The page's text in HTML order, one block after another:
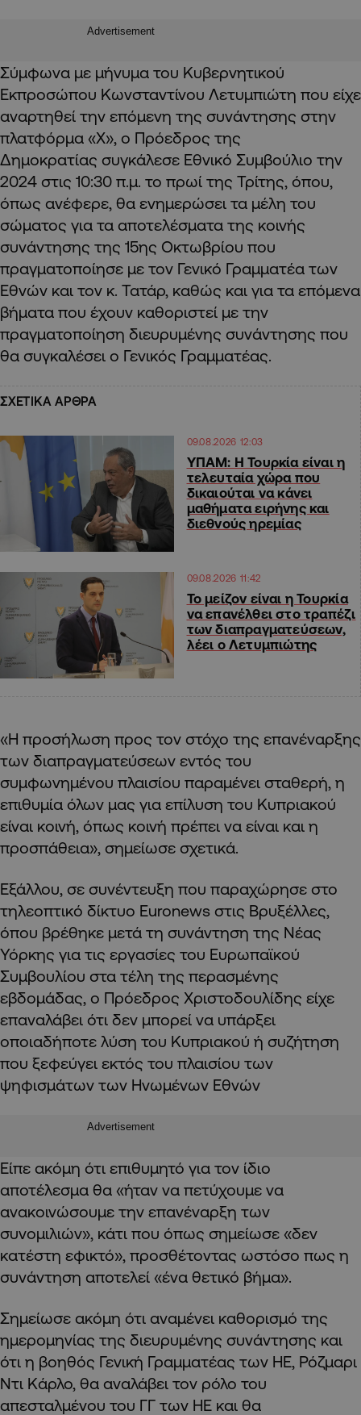
Advertisement
Σύμφωνα με μήνυμα του Κυβερνητικού
Εκπροσώπου Κωνσταντίνου Λετυμπιώτη που είχε
αναρτηθεί την επόμενη της συνάντησης στην
πλατφόρμα «Χ», ο Πρόεδρος της
Δημοκρατίας συγκάλεσε Εθνικό Συμβούλιο την
2024 στις 10:30 π.μ. το πρωί της Τρίτης, όπου,
όπως ανέφερε, θα ενημερώσει τα μέλη του
σώματος για τα αποτελέσματα της κοινής
συνάντησης της 15ης Οκτωβρίου που
πραγματοποίησε με τον Γενικό Γραμματέα των
Εθνών και τον κ. Τατάρ, καθώς και για τα επόμενα
βήματα που έχουν καθοριστεί με την
πραγματοποίηση διευρυμένης συνάντησης που
θα συγκαλέσει ο Γενικός Γραμματέας.
ΣΧΕΤΙΚΑ ΑΡΘΡΑ
09.08.2026 12:03
ΥΠΑΜ: Η Τουρκία είναι η
τελευταία χώρα που
δικαιούται να κάνει
μαθήματα ειρήνης και
διεθνούς ηρεμίας
09.08.2026 11:42
Το μείζον είναι η Τουρκία
να επανέλθει στο τραπέζι
των διαπραγματεύσεων,
λέει ο Λετυμπιώτης
«Η προσήλωση προς τον στόχο της επανέναρξης
των διαπραγματεύσεων εντός του
συμφωνημένου πλαισίου παραμένει σταθερή, η
επιθυμία όλων μας για επίλυση του Κυπριακού
είναι κοινή, όπως κοινή πρέπει να είναι και η
προσπάθεια», σημείωσε σχετικά.
Εξάλλου, σε συνέντευξη που παραχώρησε στο
τηλεοπτικό δίκτυο Euronews στις Βρυξέλλες,
όπου βρέθηκε μετά τη συνάντηση της Νέας
Υόρκης για τις εργασίες του Ευρωπαϊκού
Συμβουλίου στα τέλη της περασμένης
εβδομάδας, ο Πρόεδρος Χριστοδουλίδης είχε
επαναλάβει ότι δεν μπορεί να υπάρξει
οποιαδήποτε λύση του Κυπριακού ή συζήτηση
που ξεφεύγει εκτός του πλαισίου των
ψηφισμάτων των Ηνωμένων Εθνών
Advertisement
Είπε ακόμη ότι επιθυμητό για τον ίδιο
αποτέλεσμα θα «ήταν να πετύχουμε να
ανακοινώσουμε την επανέναρξη των
συνομιλιών», κάτι που όπως σημείωσε «δεν
κατέστη εφικτό», προσθέτοντας ωστόσο πως η
συνάντηση αποτελεί «ένα θετικό βήμα».
Σημείωσε ακόμη ότι αναμένει καθορισμό της
ημερομηνίας της διευρυμένης συνάντησης και
ότι η βοηθός Γενική Γραμματέας των ΗΕ, Ρόζμαρι
Ντι Κάρλο, θα αναλάβει τον ρόλο του
απεσταλμένου του ΓΓ των ΗΕ και θα